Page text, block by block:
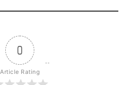
0
Article Rating